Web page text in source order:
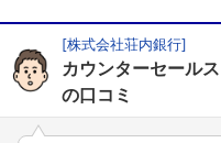
フォ
こちらの企業
[株式会社荘内銀行]
カウンターセールス
の口コミ